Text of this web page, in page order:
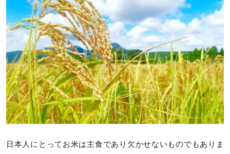
日本人にとってお米は主食であり欠かせないものでもありま